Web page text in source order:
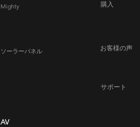
Mighty
ソーラーパネル
AV
購入
お客様の声
サポート